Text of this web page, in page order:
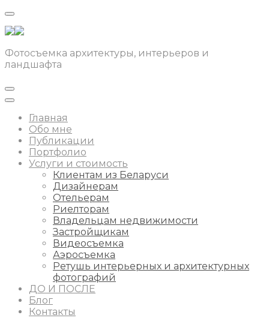
Фотосъемка архитектуры, интерьеров и
ландшафта
Главная
Обо мне
Публикации
Портфолио
Услуги и стоимость
Клиентам из Беларуси
Дизайнерам
Отельерам
Риелторам
Владельцам недвижимости
Застройщикам
Видеосъемка
Аэросъемка
Ретушь интерьерных и архитектурных
фотографий
ДО И ПОСЛЕ
Блог
Контакты